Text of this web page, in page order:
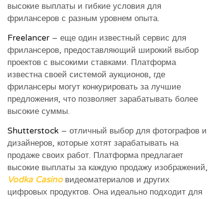
высокие выплаты и гибкие условия для
фрилансеров с разным уровнем опыта.
Freelancer – еще один известный сервис для
фрилансеров, предоставляющий широкий выбор
проектов с высокими ставками. Платформа
известна своей системой аукционов, где
фрилансеры могут конкурировать за лучшие
предложения, что позволяет зарабатывать более
высокие суммы.
Shutterstock – отличный выбор для фотографов и
дизайнеров, которые хотят зарабатывать на
продаже своих работ. Платформа предлагает
высокие выплаты за каждую продажу изображений,
Vodka Casinoвидеоматериалов и других
цифровых продуктов. Она идеально подходит для